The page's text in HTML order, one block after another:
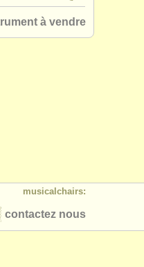
à vendre
musicalchairs:
contactez nous